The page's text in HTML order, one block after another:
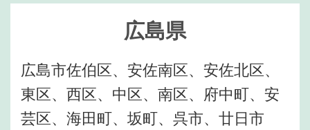
広島県
広島市佐伯区、安佐南区、安佐北区、
東区、西区、中区、南区、府中町、安
芸区、海田町、坂町、呉市、廿日市